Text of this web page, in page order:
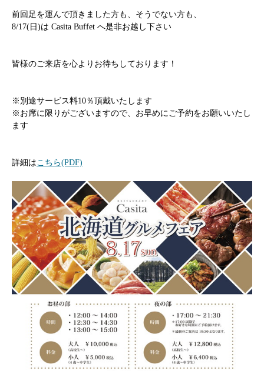
前回足を運んで頂きました方も、そうでない方も、
8/17(日)は Casita Buffet へ是非お越し下さい
皆様のご来店を心よりお待ちしております！
※別途サービス料10％頂戴いたします
※お席に限りがございますので、お早めにご予約をお願いいたし
ます
詳細はこちら(PDF)